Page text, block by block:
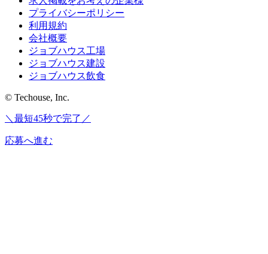
プライバシーポリシー
利用規約
会社概要
ジョブハウス工場
ジョブハウス建設
ジョブハウス飲食
© Techouse, Inc.
＼最短45秒で完了／
応募へ進む